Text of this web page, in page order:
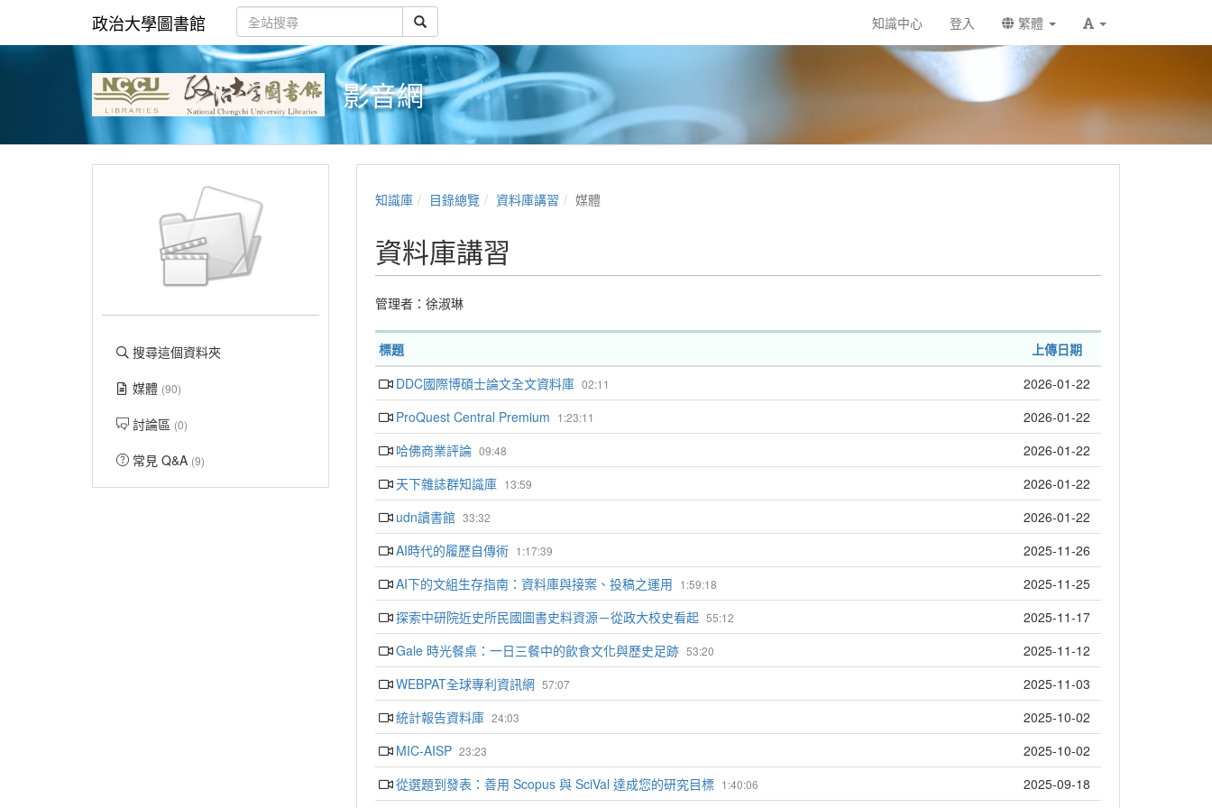
政治大學圖書館 知識中心 登入 繁體
影音網
搜尋這個資料夾
媒體 (90)
討論區 (0)
常見 Q&A (9)
知識庫 目錄總覽 資料庫講習 媒體
資料庫講習
管理者： 徐淑琳
標題 上傳日期
02:11
DDC國際博碩士論文全文資料庫 2026-01-22
1:23:11
ProQuest Central Premium 2026-01-22
09:48
哈佛商業評論 2026-01-22
13:59
天下雜誌群知識庫 2026-01-22
33:32
udn讀書館 2026-01-22
1:17:39
AI時代的履歷自傳術 2025-11-26
1:59:18
AI下的文組生存指南：資料庫與接案、投稿之運用 2025-11-25
55:12
探索中研院近史所民國圖書史料資源－從政大校史看起 2025-11-17
53:20
Gale 時光餐桌：一日三餐中的飲食文化與歷史足跡 2025-11-12
57:07
WEBPAT全球專利資訊網 2025-11-03
24:03
統計報告資料庫 2025-10-02
23:23
MIC-AISP 2025-10-02
1:40:06
從選題到發表：善用 Scopus 與 SciVal 達成您的研究目標 2025-09-18